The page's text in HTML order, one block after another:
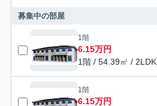
募集中の部屋
1階
6.15万円
1階 / 54.39㎡ / 2LDK
1階
6.15万円